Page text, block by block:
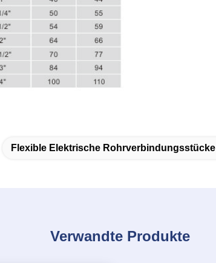
Flexible Elektrische Rohrverbindungsstücke
Verwandte Produkte